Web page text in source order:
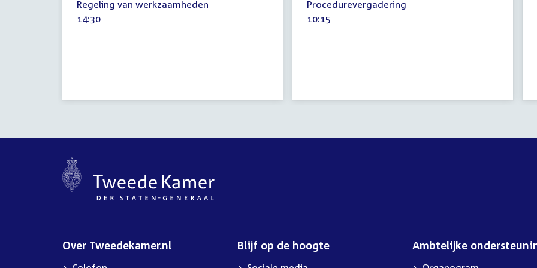
september
2023
Regeling van werkzaamheden
Tijd
14:30
september
2023
Procedurevergadering
Tijd
10:15
Over Tweedekamer.nl Blijf op de hoogte Ambtelijke